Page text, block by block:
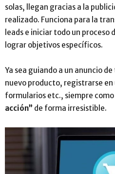
solas, llegan gracias a la
realizado. Funciona para la
leads e iniciar todo un proceso
lograr objetivos específicos.
Ya sea guiando a un anuncio
nuevo producto, registrarse
formularios etc., siempre
acción” de forma irresistible.